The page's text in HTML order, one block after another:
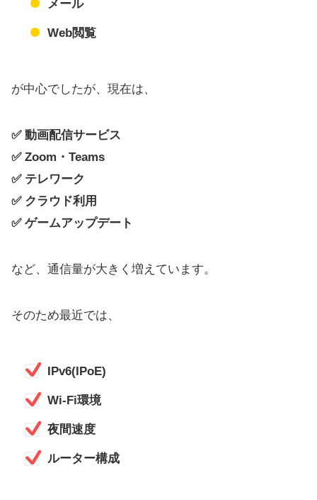
メール
Web閲覧
が中心でしたが、現在は、
✅ 動画配信サービス
✅ Zoom・Teams
✅ テレワーク
✅ クラウド利用
✅ ゲームアップデート
など、通信量が大きく増えています。
そのため最近では、
IPv6(IPoE)
Wi-Fi環境
夜間速度
ルーター構成